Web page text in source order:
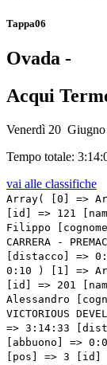
Tappa06
Ovada -
Acqui
Venerdì 20
Tempo totale:
vai alle classifiche
Array( [0] => Array ( [type] => squadre [pos] => 1 [id] => 121 [name] => AGOSTINACCHIO Filippo [nome] => Filippo [cognome] => AGOSTINACCHIO [team] => BIESSE - CARRERA - PREMAC [sigla_team] => BIE [val] => 3:14:09 [distacco] => 0:00 [idx] => [localita] => [abbuono] => 0:10 ) [1] => Array ( [type] => squadre [pos] => 2 [id] => 201 [name] => BORGO Alessandro [nome] => Alessandro [cognome] => BORGO [team] => BAHRAIN VICTORIOUS DEVELOPMENT TEAM [sigla_team] => BVD [val] => 3:14:33 [distacco] => 0:24 [idx] => [localita] => [abbuono] => 0:06 ) [2] => Array ( [type] => squadre [pos] => 3 [id] => 83 [name] => MATTIO Pietro [nome] => Pietro [cognome] => MATTIO [team] => TEAM VISMA | LEASE A BIKE DEVELOPMENT [sigla_team] => VLD [val] => 3:14:33 [distacco] => 0:24 [idx] => [localita] => [abbuono] => 0:04 ) [3] => Array ( [type] => squadre [pos] => 4 [id] => 11 [name] => FABRIES Ugo [nome] => Ugo [cognome] => FABRIES [team] => UAE TEAM EMIRATES GEN Z [sigla_team] => UAZ [val] => 3:14:33 [distacco] => 0:24 [idx] => [localita] => [abbuono] => 0:01 ) [4] => Array ( [type] => squadre [pos] => 5 [id] => 62 [name] => FRYDKJAER Patrick Boje [nome] => Patrick Boje [cognome] => FRYDKJAER [team] => LIDL-TREK FUTURE CYCLING [sigla_team] => LTF [val] => 3:14:33 [distacco] => 0:24 [idx] => [localita] => [abbuono] => 0:02 ) [5] => Array ( [type] => squadre [pos] => 6 [id] => 152 [name] => KRAMER Jesse [nome] => Jesse [cognome] => KRAMER [team] => HAGENS BERMAN JAYCO [sigla_team] => HBG [val] => 3:14:33 [distacco] => 0:24 [idx] => [localita] => [abbuono] => ) [6] => Array ( [type] => squadre [pos] => 7 [id] => 122 [name] => ARRIGHETTI Nicolo' [nome] => Nicolo' [cognome] => ARRIGHETTI [team] => BIESSE - CARRERA - PREMAC [sigla_team] => BIE [val] => 3:14:33 [distacco] => 0:24 [idx] => [localita] => [abbuono] => ) [7] => Array ( [type] => squadre [pos] => 8 [id] => 142 [name]